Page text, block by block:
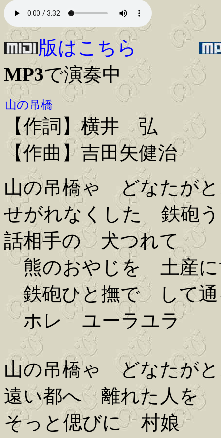
版はこちら
MP3で演奏中
山の吊橋
【作詞】横井 弘
【作曲】吉田矢健治
山の吊橋ゃ どなたが
せがれなくした 鉄砲
話相手の 犬つれて
熊のおやじを 土産に
鉄砲ひと撫で して通
ホレ ユーラユラ
山の吊橋ゃ どなたが
遠い都へ 離れた人を
そっと偲びに 村娘